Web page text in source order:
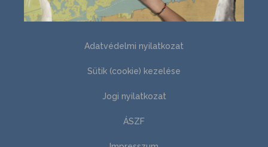
Adatvédelmi nyilatkozat
Sütik (cookie) kezelése
Jogi nyilatkozat
ÁSZF